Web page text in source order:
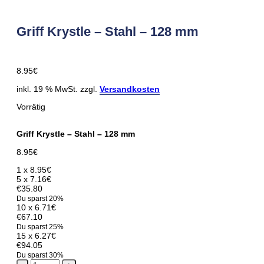
Griff Krystle – Stahl – 128 mm
8.95€
inkl. 19 % MwSt. zzgl. Versandkosten
Vorrätig
Griff Krystle – Stahl – 128 mm
8.95€
1 x 8.95€
5 x 7.16€
€35.80
Du sparst 20%
10 x 6.71€
€67.10
Du sparst 25%
15 x 6.27€
€94.05
Du sparst 30%